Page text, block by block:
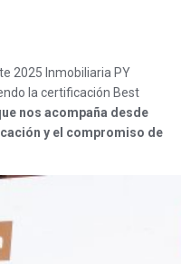
2025 Inmobiliaria PY
la certificación Best
nos acompaña desde
y el compromiso de